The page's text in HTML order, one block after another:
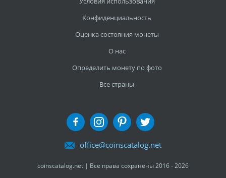
Конфиденциальность
Оценка состояния монеты
О нас
Определить монету по фото
Все страны
office@coinscatalog.net
coinscatalog.net | Все права сохранены 2016 - 2026